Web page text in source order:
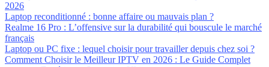
2026
Laptop reconditionné : bonne affaire ou mauvais plan ?
Realme 16 Pro : L’offensive sur la durabilité qui bouscule le marché
français
Laptop ou PC fixe : lequel choisir pour travailler depuis chez soi ?
Comment Choisir le Meilleur IPTV en 2026 : Le Guide Complet